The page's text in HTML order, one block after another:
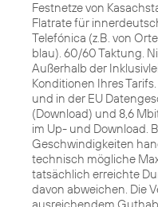
Festnetze von
Flatrate für
Telefónica (z.B. von
blau). 60/60 Taktung.
Außerhalb der
Konditionen Ihres
und in der EU
(Download) und 8,6
im Up- und Download.
Geschwindigkeiten
technisch mögliche
tatsächlich erreichte
davon abweichen. Die